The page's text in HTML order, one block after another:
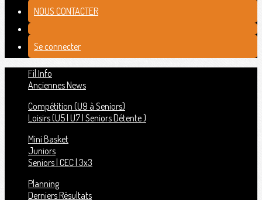
NOUS CONTACTER
Se connecter
Fil Info
Anciennes News
Compétition (U9 à Seniors)
Loisirs (U5 | U7 | Seniors Détente )
Mini Basket
Juniors
Seniors | CEC | 3x3
Planning
Derniers Résultats